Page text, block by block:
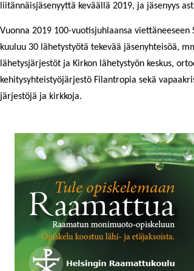
liitännäisjäsenyyttä keväällä 2019, ja jäsenyys
Vuonna 2019 100-vuotisjuhlaansa viettäneeseen
kuuluu 30 lähetystyötä tekevää jäsenyhteisöä,
lähetysjärjestöt ja Kirkon lähetystyön keskus,
kehitysyhteistyöjärjestö Filantropia sekä
järjestöjä ja kirkkoja.